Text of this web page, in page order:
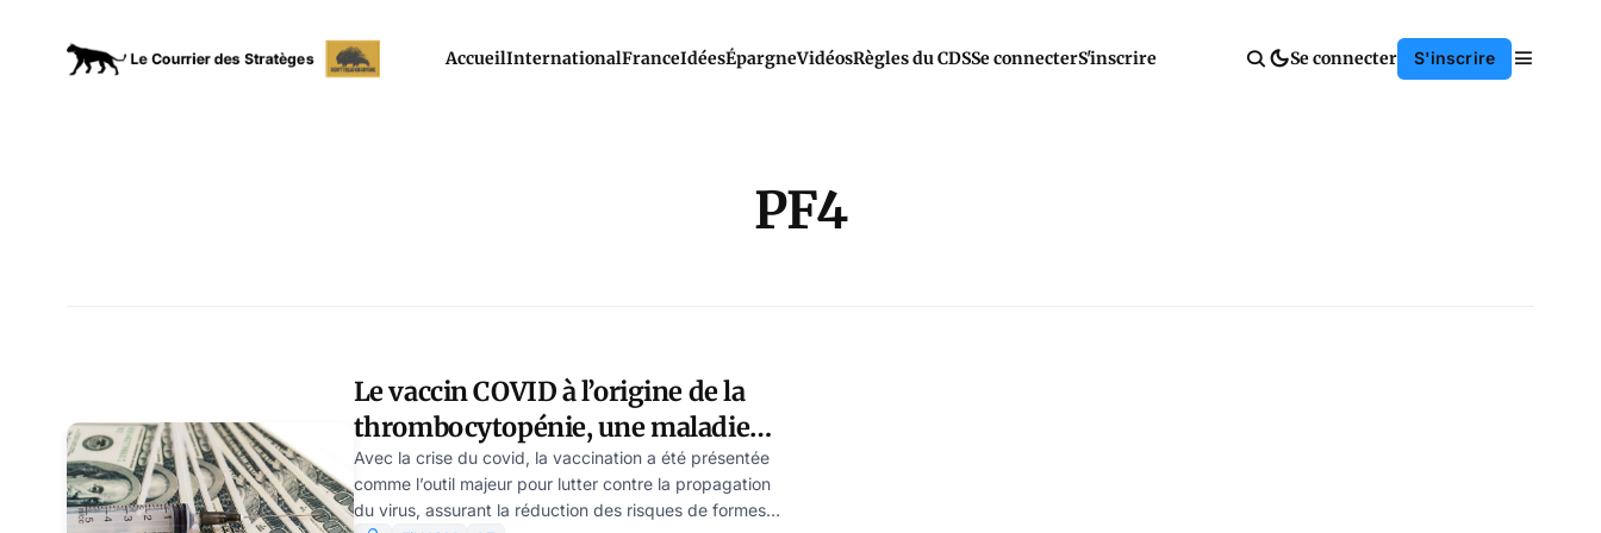
AccueilInternationalFranceIdéesÉpargneVidéosRègles du CDSSe connecterS'inscrire Se connecter S'inscrire
PF4
Le vaccin COVID à l’origine de la
thrombocytopénie, une maladie
rare du sang –révèle une étude
Avec la crise du covid, la vaccination a été présentée
comme l’outil majeur pour lutter contre la propagation
du virus, assurant la réduction des risques de formes